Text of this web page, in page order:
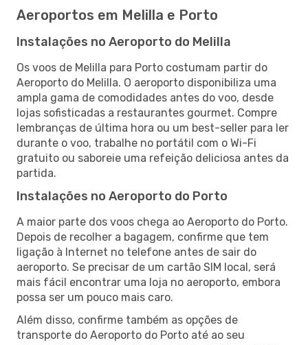
Aeroportos em Melilla e Porto
Instalações no Aeroporto do Melilla
Os voos de Melilla para Porto costumam partir do
Aeroporto do Melilla. O aeroporto disponibiliza uma
ampla gama de comodidades antes do voo, desde
lojas sofisticadas a restaurantes gourmet. Compre
lembranças de última hora ou um best-seller para ler
durante o voo, trabalhe no portátil com o Wi-Fi
gratuito ou saboreie uma refeição deliciosa antes da
partida.
Instalações no Aeroporto do Porto
A maior parte dos voos chega ao Aeroporto do Porto.
Depois de recolher a bagagem, confirme que tem
ligação à Internet no telefone antes de sair do
aeroporto. Se precisar de um cartão SIM local, será
mais fácil encontrar uma loja no aeroporto, embora
possa ser um pouco mais caro.
Além disso, confirme também as opções de
transporte do Aeroporto do Porto até ao seu